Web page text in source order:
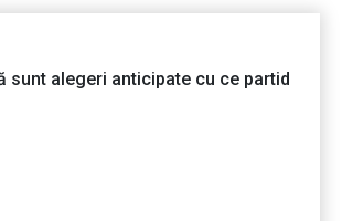
sunt alegeri anticipate cu ce partid